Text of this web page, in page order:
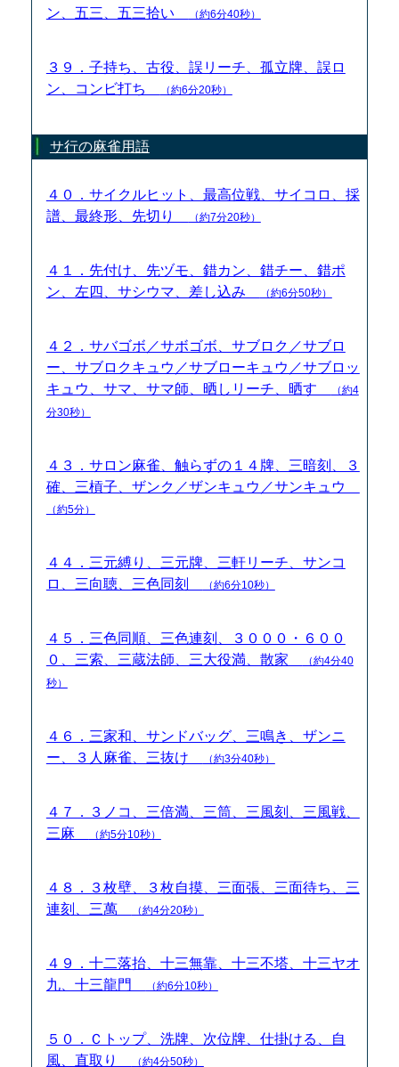
ン、五三、五三拾い
（約6分40秒）
３９．子持ち、古役、誤リーチ、孤立牌、誤ロ
ン、コンビ打ち
（約6分20秒）
サ行の麻雀用語
４０．サイクルヒット、最高位戦、サイコロ、採
譜、最終形、先切り
（約7分20秒）
４１．先付け、先ヅモ、錯カン、錯チー、錯ポ
ン、左四、サシウマ、差し込み
（約6分50秒）
４２．サバゴボ／サボゴボ、サブロク／サブロ
ー、サブロクキュウ／サブローキュウ／サブロッ
キュウ、サマ、サマ師、晒しリーチ、晒す
（約4
分30秒）
４３．サロン麻雀、触らずの１４牌、三暗刻、３
確、三槓子、ザンク／ザンキュウ／サンキュウ
（約5分）
４４．三元縛り、三元牌、三軒リーチ、サンコ
ロ、三向聴、三色同刻
（約6分10秒）
４５．三色同順、三色連刻、３０００・６００
０、三索、三蔵法師、三大役満、散家
（約4分40
秒）
４６．三家和、サンドバッグ、三鳴き、ザンニ
ー、３人麻雀、三抜け
（約3分40秒）
４７．３ノコ、三倍満、三筒、三風刻、三風戦、
三麻
（約5分10秒）
４８．３枚壁、３枚自摸、三面張、三面待ち、三
連刻、三萬
（約4分20秒）
４９．十二落抬、十三無靠、十三不塔、十三ヤオ
九、十三龍門
（約6分10秒）
５０．Ｃトップ、洗牌、次位牌、仕掛ける、自
風、直取り
（約4分50秒）